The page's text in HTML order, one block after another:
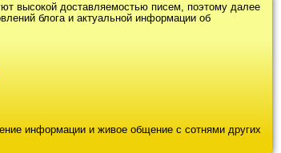
высокой доставляемостью писем, поэтому далее
блога и актуальной информации об
информации и живое общение с сотнями других